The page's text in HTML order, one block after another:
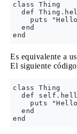
class Thing
def
puts
  end
Es equivalente a
El siguiente
class Thing
def
puts
  end